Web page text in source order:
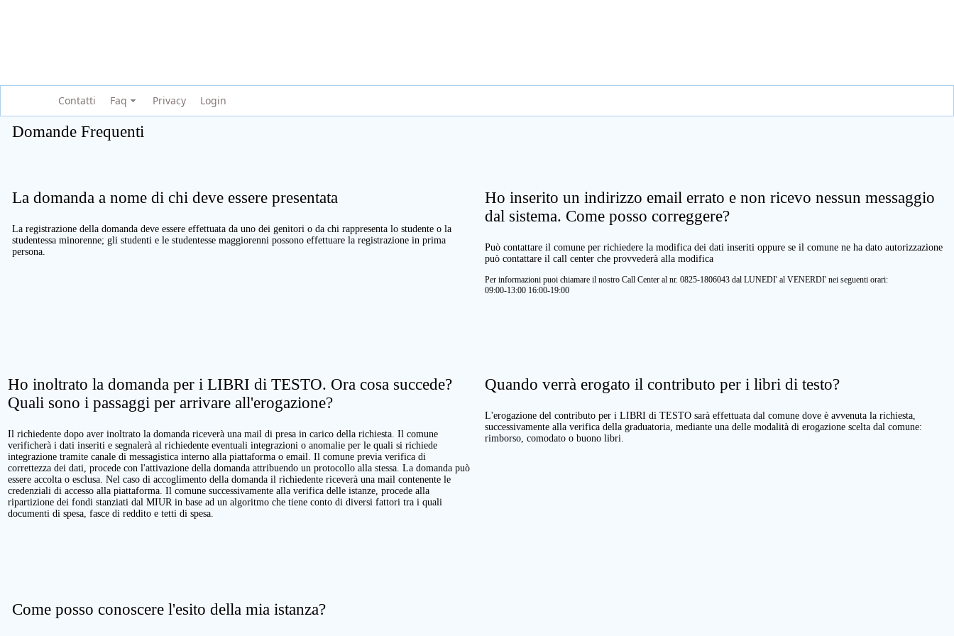
Contatti Faq Privacy Login
Domande Frequenti
La domanda a nome di chi deve essere presentata
La registrazione della domanda deve essere effettuata da uno dei genitori o da chi rappresenta lo studente o la
studentessa minorenne; gli studenti e le studentesse maggiorenni possono effettuare la registrazione in prima
persona.
Ho inserito un indirizzo email errato e non ricevo nessun messaggio
dal sistema. Come posso correggere?
Può contattare il comune per richiedere la modifica dei dati inseriti oppure se il comune ne ha dato autorizzazione
può contattare il call center che provvederà alla modifica
Per informazioni puoi chiamare il nostro Call Center al nr. 0825-1806043 dal LUNEDI' al VENERDI' nei seguenti orari:
09:00-13:00 16:00-19:00
Ho inoltrato la domanda per i LIBRI di TESTO. Ora cosa succede?
Quali sono i passaggi per arrivare all'erogazione?
Il richiedente dopo aver inoltrato la domanda riceverà una mail di presa in carico della richiesta. Il comune
verificherà i dati inseriti e segnalerà al richiedente eventuali integrazioni o anomalie per le quali si richiede
integrazione tramite canale di messagistica interno alla piattaforma o email. Il comune previa verifica di
correttezza dei dati, procede con l'attivazione della domanda attribuendo un protocollo alla stessa. La domanda può
essere accolta o esclusa. Nel caso di accoglimento della domanda il richiedente riceverà una mail contenente le
credenziali di accesso alla piattaforma. Il comune successivamente alla verifica delle istanze, procede alla
ripartizione dei fondi stanziati dal MIUR in base ad un algoritmo che tiene conto di diversi fattori tra i quali
documenti di spesa, fasce di reddito e tetti di spesa.
Quando verrà erogato il contributo per i libri di testo?
L'erogazione del contributo per i LIBRI di TESTO sarà effettuata dal comune dove è avvenuta la richiesta,
successivamente alla verifica della graduatoria, mediante una delle modalità di erogazione scelta dal comune:
rimborso, comodato o buono libri.
Come posso conoscere l'esito della mia istanza?